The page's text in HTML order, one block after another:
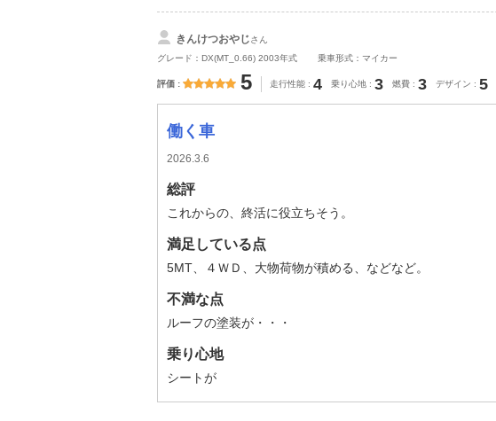
きんけつおやじさん
グレード：DX(MT_0.66) 2003年式
乗車形式：マイカー
評価 5 走行性能 4 乗り心地 3 燃費 3 デザイン 5
働く車
2026.3.6
総評
これからの、終活に役立ちそう。
満足している点
5MT、４ＷＤ、大物荷物が積める、などなど。
不満な点
ルーフの塗装が・・・
乗り心地
シートが